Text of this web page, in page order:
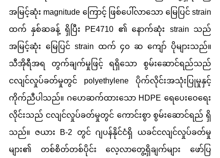
အမြင့်ဆုံး magnitude ကြောင့် ဖြစ်ပေါ်လာသော မြေပြင် strain
ထက် နှစ်ဆခန့် ရှိပြီး PE4710 ၏ နောက်ဆုံး strain သည်
အမြင့်ဆုံး မြေပြင် strain ထက် ၄၀ ဆ ကျော် ပိုများသည်။
သီအိုရီအရ တွက်ချက်မှုဖြင့် ရရှိသော စွမ်းဆောင်ရည်သည်
ငလျင်လှုပ်ခတ်မှုတွင် polyethylene ပိုက်လိုင်းအသုံးပြုမှုနှင့်
ကိုက်ညီပါသည်။ ဂဟေဆက်ထားသော HDPE ရေပေးဝေရေး
လိုင်းသည် ငလျင်လှုပ်ခတ်မှုတွင် ကောင်းစွာ စွမ်းဆောင်ရည် ရှိ
သည်။ ဇယား B-2 တွင် ဂျပန်နိုင်ငံရှိ ယခင်ငလျင်လှုပ်ခတ်မှု
များ၏ တစ်စိတ်တစ်ပိုင်း လေ့လာတွေ့ရှိချက်များ ဖော်ပြ